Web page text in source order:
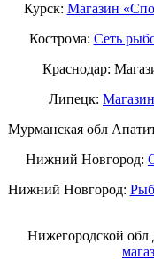
Курск: Магазин
Кострома: Сеть
Краснодар:
Липецк:
Мурманская обл
Нижний Новгород:
Нижний Новгород:
Нижегородской обл